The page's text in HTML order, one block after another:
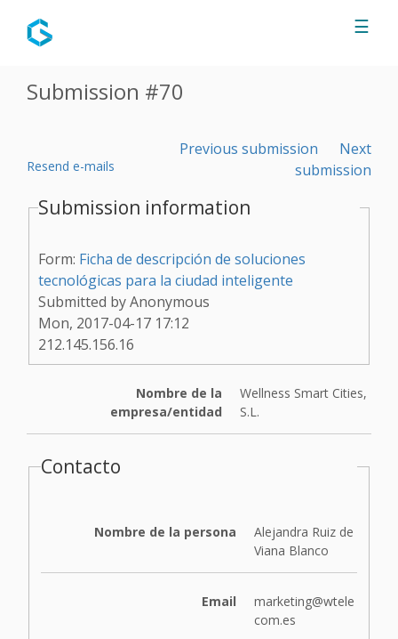
Submission #70
Resend e-mails
Previous submission
Next
submission
Submission information
Form: Ficha de descripción de soluciones
tecnológicas para la ciudad inteligente
Submitted byAnonymous
Mon, 2017-04-17 17:12
212.145.156.16
Nombre de la
empresa/entidad
Wellness Smart Cities,
S.L.
Contacto
Nombre de la persona
Alejandra Ruiz de
Viana Blanco
Email
marketing@wtele
com.es
☰